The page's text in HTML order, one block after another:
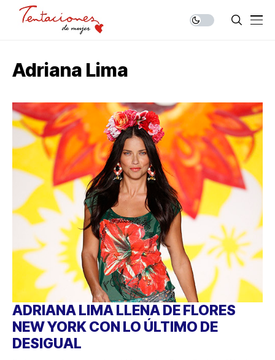
Adriana Lima
ADRIANA LIMA LLENA DE FLORES
NEW YORK CON LO ÚLTIMO DE
DESIGUAL